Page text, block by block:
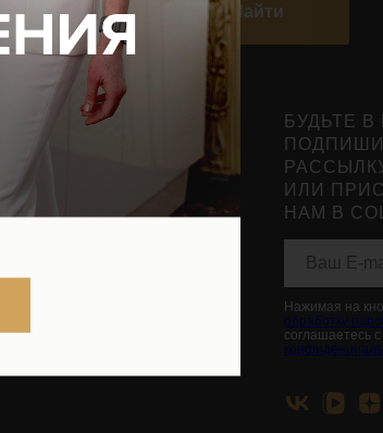
Найти
документы
правовые документы
БУДЬТЕ
ИЛИ
НАМ В
Нажимая на
обработку
соглашаетесь с